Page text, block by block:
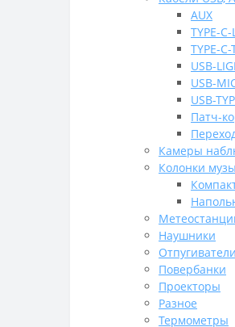
AUX
TYPE-
TYPE-C-
USB-
USB-
USB-
Патч-
Камеры
Колонки
Наушники
Повербанки
Проекторы
Разное
Термометры